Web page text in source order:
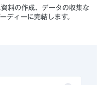
料の作成、データの収集な
ディーに完結します。